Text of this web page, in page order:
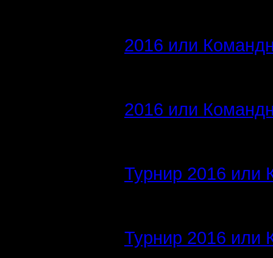
2016 или
2016 или
Турнир 2016 или
Турнир 2016 или